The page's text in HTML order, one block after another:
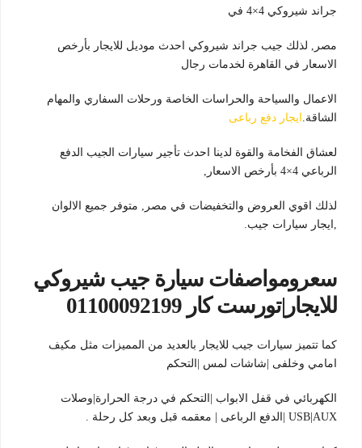
جراند شيروكي 4×4 في
مصر, لذلك جيب جراند شيروكي احدث موديل للايجار بأرخص
الاسعار في القاهرة لخدمات رجال
الاعمال والسياحة والحراسات الخاصة ورحلات السفاري والمهام
الشاقة. ايجار دفع رباعى
لعشاق الفخامة والقوة لدينا احدث تأجير سيارات الجيب الدفع
الرباعي 4×4 بأرخص الاسعار,
لذلك اقوي العروض والتخفيضات في مصر, متوفر جميع الالوان
,ايجار سيارات جيب.
سعرومواصفات سيارة جيب شيروكي
للايجار|تورست كار 01100092199
كما تتميز سيارات جيب للايجار بالعديد من المميزات مثل مكيف
امامي وخلفى |شاشات لمس |التحكم
الكهربائي في قفل الابواب |التحكم في درجة الحرارة|وصلات
USB|AUX |الدفع الرباعى | معقمه قبل وبعد كل رحلة .